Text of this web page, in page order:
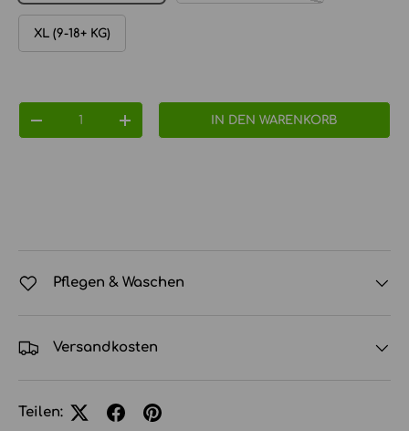
XL (9-18+ KG)
MENGE VERRINGERNMENGE ERHÖHENIN DEN WARENKORB
Pflegen & Waschen
Versandkosten
Teilen: